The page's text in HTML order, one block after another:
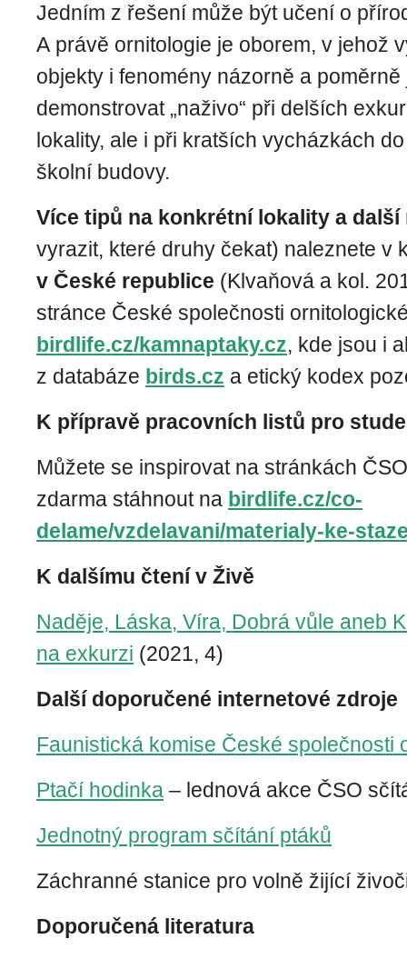
Jedním z řešení může být učení o
A právě ornitologie je oborem, v jehož
objekty i fenomény názorně a
demonstrovat „naživo“ při delších
lokality, ale i při kratších vycházkách
školní budovy.
Více tipů na konkrétní lokality a další
vyrazit, které druhy čekat) naleznete v
v České republice (Klvaňová a kol.
stránce České společnosti
birdlife.cz/kamnaptaky.cz, kde jsou i
z databáze birds.cz a etický kodex
K přípravě pracovních listů pro
Můžete se inspirovat na stránkách
zdarma stáhnout na birdlife.cz/co-
delame/vzdelavani/materialy-ke-
K dalšímu čtení v Živě
Naděje, Láska, Víra, Dobrá vůle aneb
na exkurzi (2021, 4)
Další doporučené internetové zdroje
Faunistická komise České společnosti
Ptačí hodinka – lednová akce ČSO
Jednotný program sčítání ptáků
Záchranné stanice pro volně žijící
Doporučená literatura